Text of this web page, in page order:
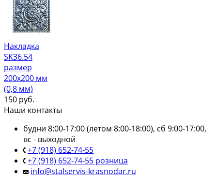
Накладка
SK36.54
размер
200х200 мм
(0,8 мм)
150 руб.
Наши контакты
будни 8:00-17:00 (летом 8:00-18:00), сб 9:00-17:00,
вс - выходной
+7 (918) 652-74-55
+7 (918) 652-74-55 розница
info@stalservis-krasnodar.ru